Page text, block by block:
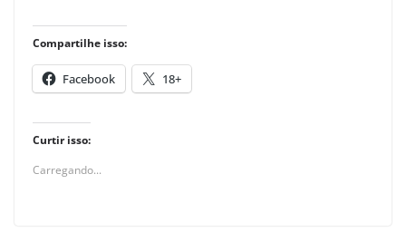
Compartilhe isso:
Facebook 18+
Curtir isso:
Carregando...